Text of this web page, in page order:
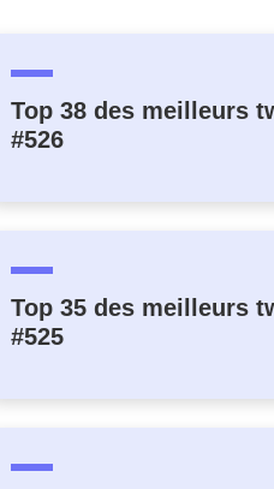
Top 38 des meilleurs
#526
Top 35 des meilleurs
#525